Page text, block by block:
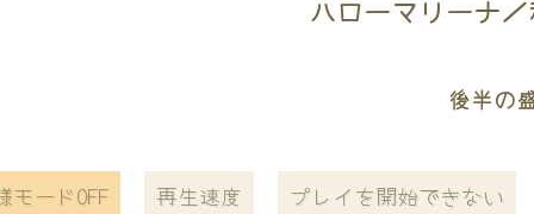
ハローマリーナ
後半の
モードOFF 再生速度 プレイを開始できない